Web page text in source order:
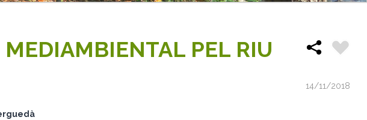
PEL RIU
14/11/2018